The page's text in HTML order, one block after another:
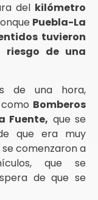
del kilómetro
Puebla-La
tuvieron
riesgo de una
de una hora,
Bomberos
Fuente, que se
que era muy
comenzaron a
que se
de que se